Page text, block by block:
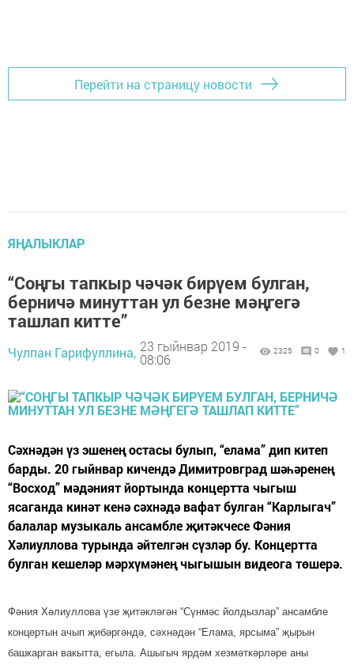
Перейти на страницу новости
ЯҢАЛЫКЛАР
“Соңгы тапкыр чәчәк бирүем булган,
берничә минуттан ул безне мәңгегә
ташлап китте”
Чулпан Гарифуллина, 23 гыйнвар 2019 -
08:06
2325 0 1
Сәхнәдән үз эшенең остасы булып, “елама” дип китеп
барды. 20 гыйнвар кичендә Димитровград шәһәренең
“Восход” мәдәният йортында концертта чыгыш
ясаганда кинәт кенә сәхнәдә вафат булган “Карлыгач”
балалар музыкаль ансамбле җитәкчесе Фәния
Хәлиуллова турында әйтелгән сүзләр бу. Концертта
булган кешеләр мәрхүмәнең чыгышын видеога төшерә.
Фәния Хәлиуллова үзе җитәкләгән “Сүнмәс йолдызлар” ансамбле
концертын ачып җибәргәндә, сәхнәдән “Елама, ярсыма” җырын
башкарган вакытта, егыла. Ашыгыч ярдәм хезмәткәрләре аны